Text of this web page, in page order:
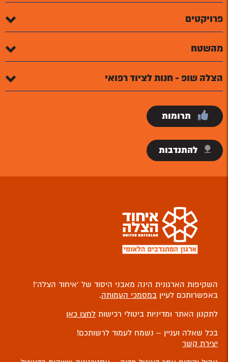
פרויקטים
מהשטח
הצלה שופ - חנות לציוד רפואי
תרומות
להתנדבות
השקיפות הארגונית הינה מאבני היסוד של ‘איחוד הצלה’!
באפשרותכם לעיין במסמכי העמותה.
לתקנון האתר ומדיניות ביטולי רכישות לחצו כאן
בכל שאלה ועניין – נשמח לעמוד לרשותכם!
יצירת קשר